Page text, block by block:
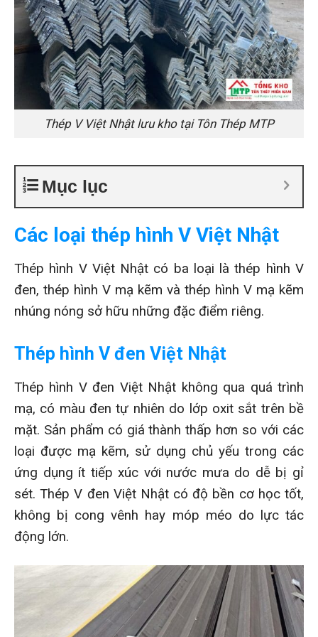
Thép V Việt Nhật lưu kho tại Tôn Thép MTP
Mục lục
Các loại thép hình V Việt Nhật
Thép hình V Việt Nhật có ba loại là thép hình V
đen, thép hình V mạ kẽm và thép hình V mạ kẽm
nhúng nóng sở hữu những đặc điểm riêng.
Thép hình V đen Việt Nhật
Thép hình V đen Việt Nhật không qua quá trình
mạ, có màu đen tự nhiên do lớp oxit sắt trên bề
mặt. Sản phẩm có giá thành thấp hơn so với các
loại được mạ kẽm, sử dụng chủ yếu trong các
ứng dụng ít tiếp xúc với nước mưa do dễ bị gỉ
sét. Thép V đen Việt Nhật có độ bền cơ học tốt,
không bị cong vênh hay móp méo do lực tác
động lớn.